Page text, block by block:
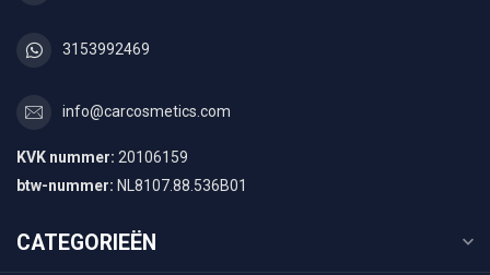
3153992469
info@carcosmetics.com
KVK nummer: 20106159
btw-nummer: NL8107.88.536B01
CATEGORIEËN